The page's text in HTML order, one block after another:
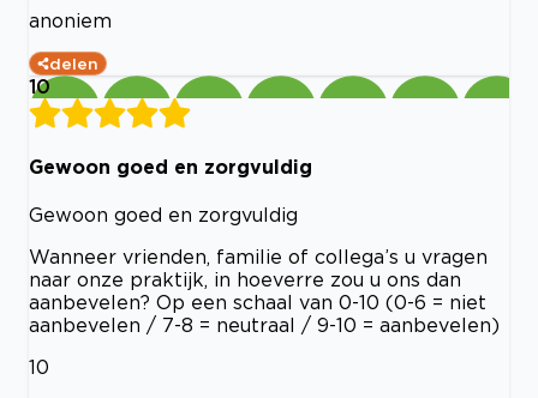
anoniem
delen
10
Gewoon goed en zorgvuldig
Gewoon goed en zorgvuldig
Wanneer vrienden, familie of collega’s u vragen
naar onze praktijk, in hoeverre zou u ons dan
aanbevelen? Op een schaal van 0-10 (0-6 = niet
aanbevelen / 7-8 = neutraal / 9-10 = aanbevelen)
10